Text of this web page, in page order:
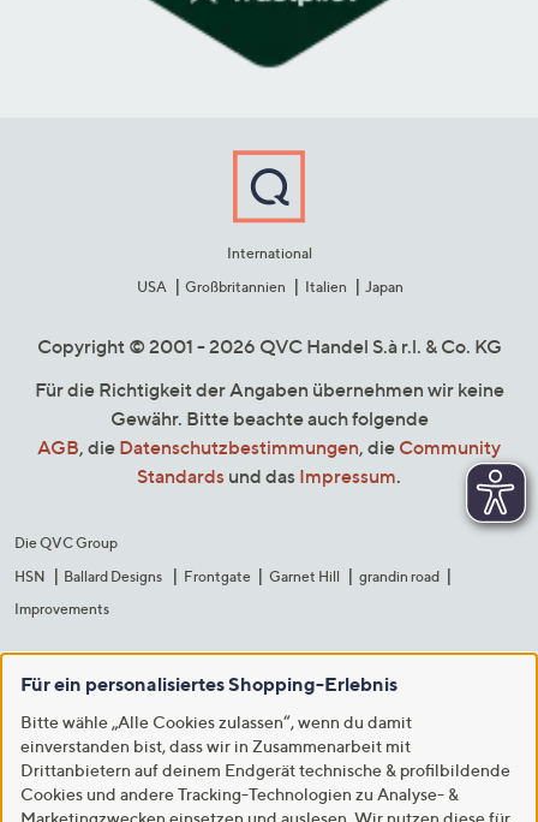
International
USA
Großbritannien Italien Japan
Copyright © 2001 - 2026 QVC Handel S.à r.l. & Co. KG
Für die Richtigkeit der Angaben übernehmen wir keine
Gewähr. Bitte beachte auch folgende
AGB, die Datenschutzbestimmungen, die Community
Standards und das Impressum.
Die QVC Group
HSN
Ballard Designs Frontgate Garnet Hill
grandin road
Improvements
Für ein personalisiertes Shopping-Erlebnis
Bitte wähle „Alle Cookies zulassen“, wenn du damit
einverstanden bist, dass wir in Zusammenarbeit mit
Drittanbietern auf deinem Endgerät technische & profilbildende
Cookies und andere Tracking-Technologien zu Analyse- &
Marketingzwecken einsetzen und auslesen. Wir nutzen diese für